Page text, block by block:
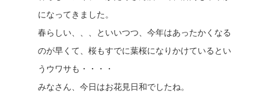
になってきました。
春らしい、、、といいつつ、今年はあったかくなる
のが早くて、桜もすでに葉桜になりかけているとい
うウワサも・・・・
みなさん、今日はお花見日和でしたね。